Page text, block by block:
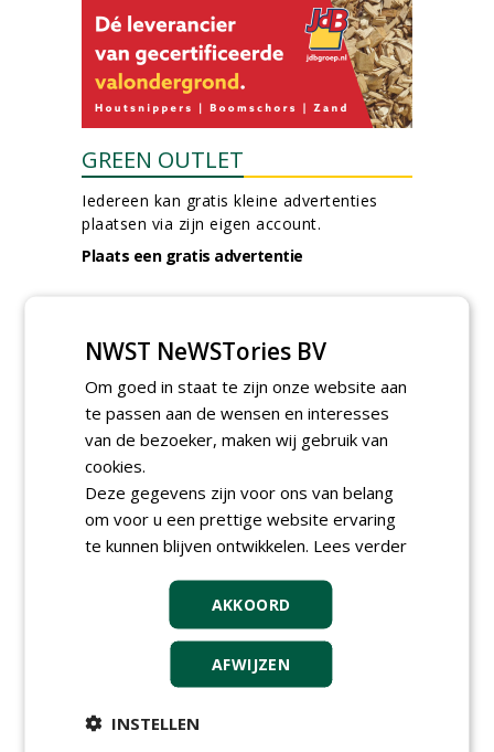
GREEN OUTLET
Iedereen kan gratis kleine advertenties
plaatsen via zijn eigen account.
Plaats een gratis advertentie
AGENDA
Roadshow over
GreentoColour en Heem in
Swalmen
woensdag 12 augustus 2026
Menkehorst houdt
najaarsbeurs met aanbod
van ruim 100 kwekers
maandag 24 augustus 2026
t/m donderdag 27 augustus 2026
Cursus laat zien hoe leifruit
woensdag 26 augustus 2026
NWST NeWSTories BV
Om goed in staat te zijn onze website aan
te passen aan de wensen en interesses
van de bezoeker, maken wij gebruik van
cookies.
Deze gegevens zijn voor ons van belang
om voor u een prettige website ervaring
te kunnen blijven ontwikkelen. Lees verder
AKKOORD
AFWIJZEN
INSTELLEN